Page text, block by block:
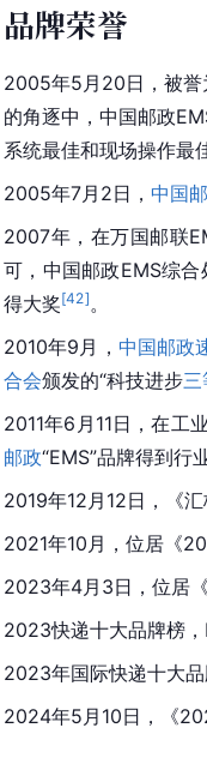
品牌荣誉
2005年5月20日，被誉
的角逐中，中国邮政
系统最佳和现场操作最
2005年7月2日， 中国
2007年，在万国邮联
可，中国邮政EMS综
得大奖[42] 。
2010年9月， 中国邮政
合会颁发的“科技进步
2011年6月11日，在工
邮政“EMS”品牌得到行
2019年12月12日，《
2021年10月，位居《
2023年4月3日，位居
2023快递十大品牌榜
2023年国际快递十大
2024年5月10日，《